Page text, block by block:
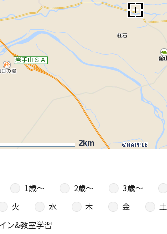
2km
1歳〜 2歳〜 3歳〜
火 水 木 金
土
ン&教室学習